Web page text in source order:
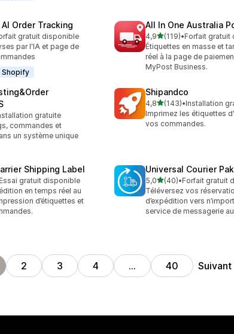
Order Tracking
5 gratuit disponible
par l'IA et page de
Shopify
All In One Australia
4,9étoile(s) sur 5
(119)
119 avis au total
•Forfait gratuit
Étiquettes en masse et
réel à la page de
MyPost Business.
5
gratuite
commandes et
un système unique
Shipandco
4,8étoile(s) sur 5
(143)
143 avis au total
•Installation
Imprimez les étiquettes
vos commandes.
Shipping Label
5 gratuit disponible
en temps réel au
d’étiquettes et
Universal Courier
5,0étoile(s) sur 5
(40)
40 avis au total
•Forfait gratuit
Téléversez vos
d’expédition vers
service de messagerie
2 3 4 … 40 Suivant